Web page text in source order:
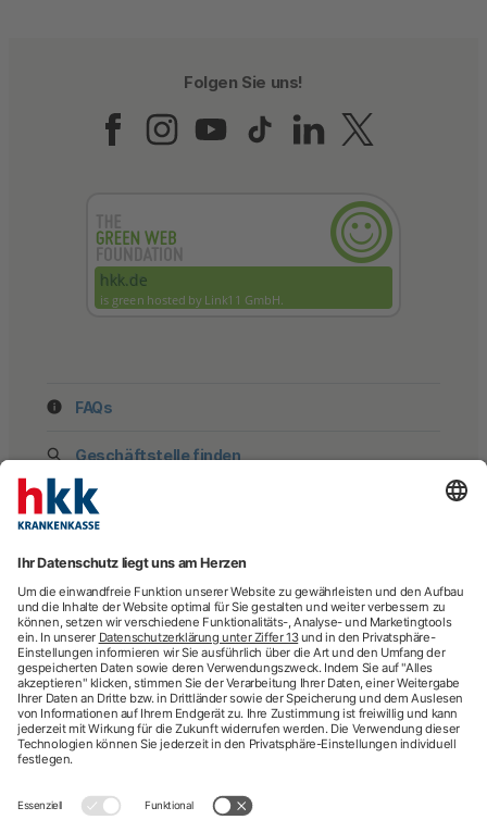
Folgen Sie uns!
Folgen Sie uns auf
Folgen Sie uns auf
Folgen Sie uns
Folgen Sie
Folgen
FAQs
Geschäftstelle finden
hkk Krankenkasse
28185 Bremen
Beratung
Newsletter
Mehr Kontaktdaten
Arztsuche
Arzttermin-Service
ICD-Diagnosesuche
Krankenhaussuche